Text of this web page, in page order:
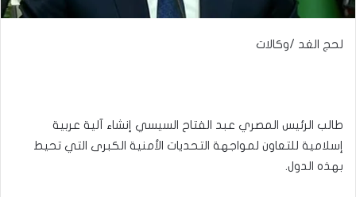
لحج الغد /وكالات
طالب الرئيس المصري عبد الفتاح السيسي إنشاء آلية عربية
إسلامية للتعاون لمواجهة التحديات الأمنية الكبرى التي تحيط
بهذه الدول.